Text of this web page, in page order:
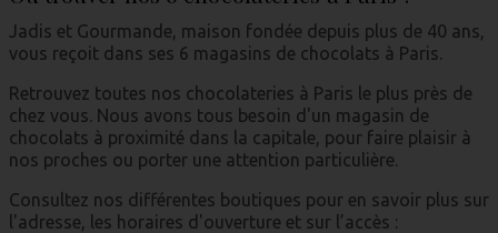
Jadis et Gourmande, maison fondée depuis plus de 40 ans,
vous reçoit dans ses 6 magasins de chocolats à Paris.
Retrouvez toutes nos chocolateries à Paris le plus près de
chez vous. Nous avons tous besoin d'un magasin de
chocolats à proximité dans la capitale, pour faire plaisir à
nos proches ou porter une attention particulière.
Consultez nos différentes boutiques pour en savoir plus sur
l'adresse, les horaires d'ouverture et sur l’accès :